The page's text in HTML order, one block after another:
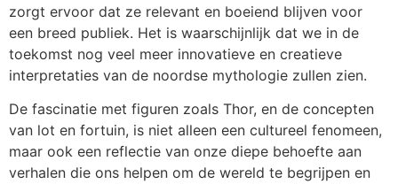
zorgt ervoor dat ze relevant en boeiend blijven voor
een breed publiek. Het is waarschijnlijk dat we in de
toekomst nog veel meer innovatieve en creatieve
interpretaties van de noordse mythologie zullen zien.
De fascinatie met figuren zoals Thor, en de concepten
van lot en fortuin, is niet alleen een cultureel fenomeen,
maar ook een reflectie van onze diepe behoefte aan
verhalen die ons helpen om de wereld te begrijpen en